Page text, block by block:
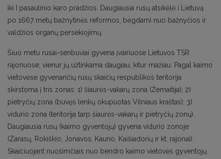
iki I pasaulinio karo pradžios. Daugiausia rusų atsikėlė i Lietuvą
po 1667 metų bažnytinės reformos, bėgdami nuo bažnyčios ir
valdžios organų persekiojimų.
Šiuo metu rusai-senbuviai gyvena įvairiuose Lietuvos TSR
rajonuose; vienur jų užtinkama daugiau, kitur mažiau. Pagal kaimo
vietovėse gyvenančių rusų skaičių respublikos teritorija
skirstoma į tris zonas: 1) šiaurės-vakarų zona (Žemaitija); 2)
pietryčių zona (buvęs lenkų okupuotas Vilniaus kraštas); 3)
vidurio zona (teritorija tarp šiaurės-vakarų ir pietryčių zonų).
Daugiausia rusų (kaimo gyventojų) gyvena vidurio zonoje
(Zarasų, Rokiškio, Jonavos, Kauno, Kaišiadorių ir kt. rajonai).
Skaičiuojant nuošimčiais nuo bendro kaimo vietovės gyventojų